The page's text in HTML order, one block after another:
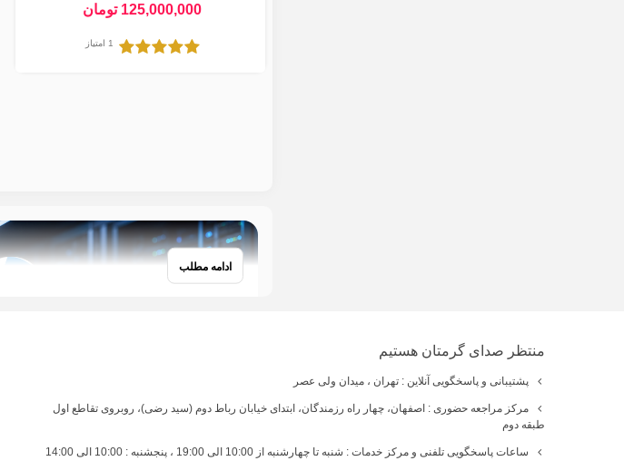
125,000,000 تومان
1 امتیاز
ادامه مطلب
منتظر صدای گرمتان هستیم
پشتیبانی و پاسخگویی آنلاین : تهران ، میدان ولی عصر
مرکز مراجعه حضوری : اصفهان، چهار راه رزمندگان، ابتدای خیابان رباط دوم (سید رضی)، روبروی تقاطع اول
طبقه دوم
ساعات پاسخگویی تلفنی و مرکز خدمات : شنبه تا چهارشنبه از 10:00 الی 19:00 ، پنجشنبه : 10:00 الی 14:00